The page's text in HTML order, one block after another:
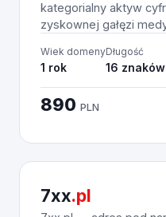
kategorialny aktyw
zyskownej gałęzi
Wiek domeny
1 rok
Długość
16 znaków
890 PLN
7xx.pl